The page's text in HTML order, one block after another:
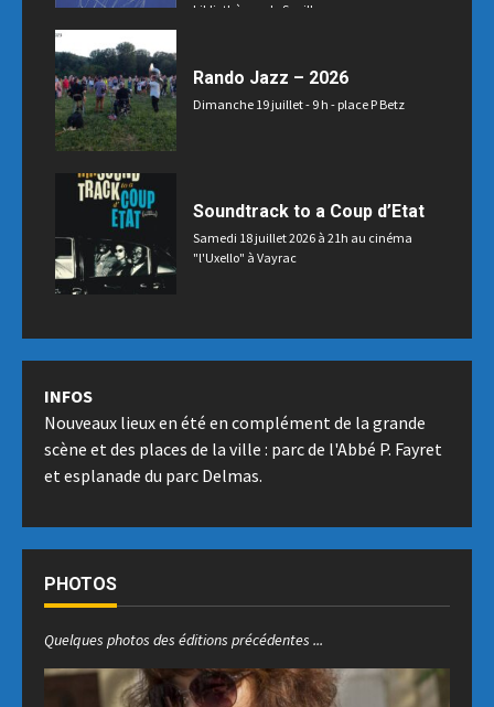
bibliothèque de Souillac
Rando Jazz – 2026
Dimanche 19 juillet - 9 h - place P Betz
Soundtrack to a Coup d’Etat
Samedi 18 juillet 2026 à 21h au cinéma
"l'Uxello" à Vayrac
INFOS
Nouveaux lieux en été en complément de la grande
scène et des places de la ville : parc de l'Abbé P. Fayret
et esplanade du parc Delmas.
PHOTOS
Quelques photos des éditions précédentes ...